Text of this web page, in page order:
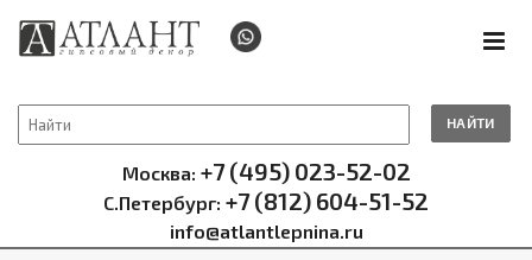
НАЙТИ
Москва: +7 (495) 023-52-02
С.Петербург: +7 (812) 604-51-52
info@atlantlepnina.ru